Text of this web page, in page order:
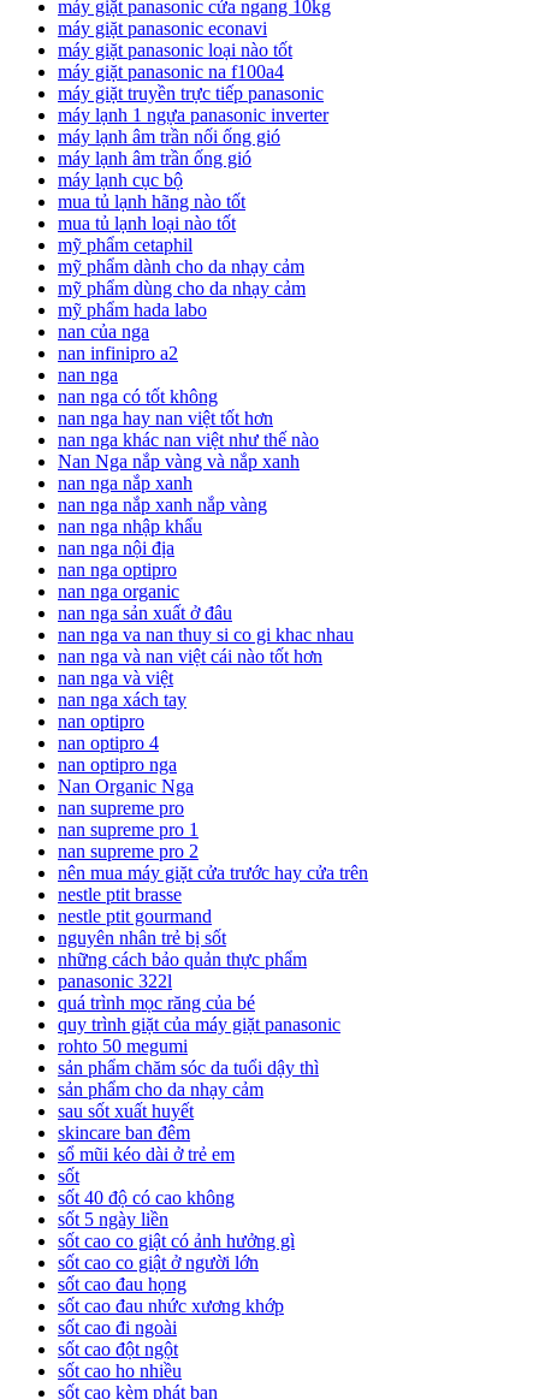
máy giặt panasonic cửa ngang 10kg
máy giặt panasonic econavi
máy giặt panasonic loại nào tốt
máy giặt panasonic na f100a4
máy giặt truyền trực tiếp panasonic
máy lạnh 1 ngựa panasonic inverter
máy lạnh âm trần nối ống gió
máy lạnh âm trần ống gió
máy lạnh cục bộ
mua tủ lạnh hãng nào tốt
mua tủ lạnh loại nào tốt
mỹ phẩm cetaphil
mỹ phẩm dành cho da nhạy cảm
mỹ phẩm dùng cho da nhạy cảm
mỹ phẩm hada labo
nan của nga
nan infinipro a2
nan nga
nan nga có tốt không
nan nga hay nan việt tốt hơn
nan nga khác nan việt như thế nào
Nan Nga nắp vàng và nắp xanh
nan nga nắp xanh
nan nga nắp xanh nắp vàng
nan nga nhập khẩu
nan nga nội địa
nan nga optipro
nan nga organic
nan nga sản xuất ở đâu
nan nga va nan thuy si co gi khac nhau
nan nga và nan việt cái nào tốt hơn
nan nga và việt
nan nga xách tay
nan optipro
nan optipro 4
nan optipro nga
Nan Organic Nga
nan supreme pro
nan supreme pro 1
nan supreme pro 2
nên mua máy giặt cửa trước hay cửa trên
nestle ptit brasse
nestle ptit gourmand
nguyên nhân trẻ bị sốt
những cách bảo quản thực phẩm
panasonic 322l
quá trình mọc răng của bé
quy trình giặt của máy giặt panasonic
rohto 50 megumi
sản phẩm chăm sóc da tuổi dậy thì
sản phẩm cho da nhạy cảm
sau sốt xuất huyết
skincare ban đêm
sổ mũi kéo dài ở trẻ em
sốt
sốt 40 độ có cao không
sốt 5 ngày liền
sốt cao co giật có ảnh hưởng gì
sốt cao co giật ở người lớn
sốt cao đau họng
sốt cao đau nhức xương khớp
sốt cao đi ngoài
sốt cao đột ngột
sốt cao ho nhiều
sốt cao kèm phát ban